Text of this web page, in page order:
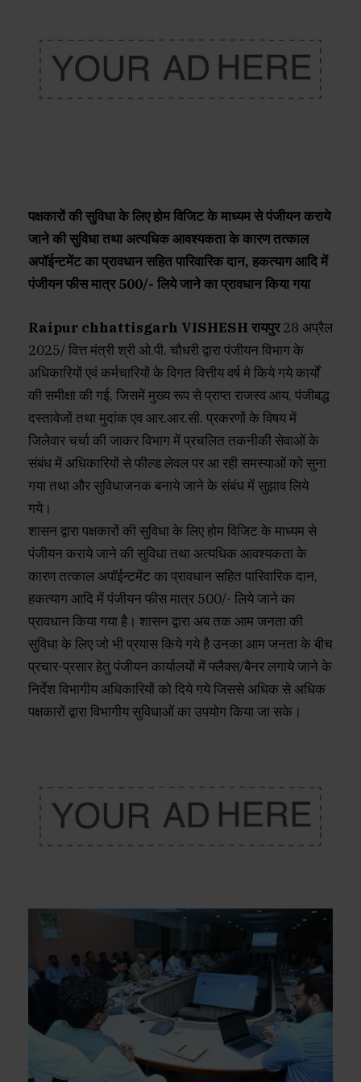
पक्षकारों की सुविधा के लिए होम विजिट के माध्यम से पंजीयन कराये
जाने की सुविधा तथा अत्यधिक आवश्यकता के कारण तत्काल
अपॉईन्टमेंट का प्रावधान सहित पारिवारिक दान, हकत्याग आदि में
पंजीयन फीस मात्र 500/- लिये जाने का प्रावधान किया गया
Raipur chhattisgarh VISHESH रायपुर28 अप्रैल
2025/ वित्त मंत्री श्री ओ.पी. चौधरी द्वारा पंजीयन विभाग के
अधिकारियों एवं कर्मचारियों के विगत वित्तीय वर्ष मे किये गये कार्यों
की समीक्षा की गई, जिसमें मुख्य रूप से प्राप्त राजस्व आय, पंजीबद्ध
दस्तावेजों तथा मुदांक एव आर.आर.सी. प्रकरणों के विषय में
जिलेवार चर्चा की जाकर विभाग में प्रचलित तकनीकी सेवाओं के
संबंध में अधिकारियों से फील्ड लेवल पर आ रही समस्याओं को सुना
गया तथा और सुविधाजनक बनाये जाने के संबंध में सुझाव लिये
गये।
शासन द्वारा पक्षकारों की सुविधा के लिए होम विजिट के माध्यम से
पंजीयन कराये जाने की सुविधा तथा अत्यधिक आवश्यकता के
कारण तत्काल अपॉईन्टमेंट का प्रावधान सहित पारिवारिक दान,
हकत्याग आदि में पंजीयन फीस मात्र 500/- लिये जाने का
प्रावधान किया गया है। शासन द्वारा अब तक आम जनता की
सुविधा के लिए जो भी प्रयास किये गये है उनका आम जनता के बीच
प्रचार-प्रसार हेतु पंजीयन कार्यालयों में फ्लैक्स/बैनर लगाये जाने के
निर्देश विभागीय अधिकारियों को दिये गये जिससे अधिक से अधिक
पक्षकारों द्वारा विभागीय सुविधाओं का उपयोग किया जा सके।